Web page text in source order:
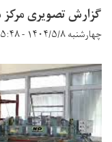
گزارش تصویری مرکز
چهارشنبه ۱۴۰۴/۵/۸ - ۱۵:۴۸